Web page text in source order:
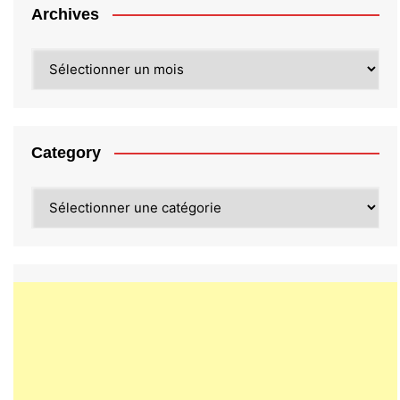
Archives
Category